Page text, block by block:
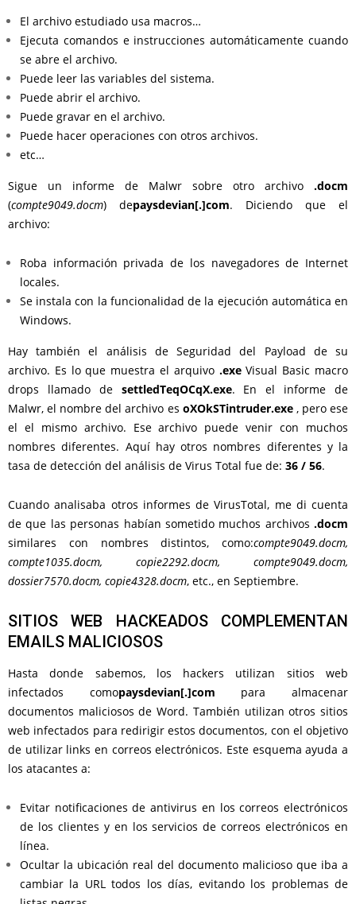
El archivo estudiado usa macros…
Ejecuta comandos e instrucciones automáticamente cuando
se abre el archivo.
Puede leer las variables del sistema.
Puede abrir el archivo.
Puede gravar en el archivo.
Puede hacer operaciones con otros archivos.
etc…
Sigue un informe de Malwr sobre otro archivo .docm
(compte9049.docm) depaysdevian[.]com. Diciendo que el
archivo:
Roba información privada de los navegadores de Internet
locales.
Se instala con la funcionalidad de la ejecución automática en
Windows.
Hay también el análisis de Seguridad del Payload de su
archivo. Es lo que muestra el arquivo .exeVisual Basic macro
drops llamado de settledTeqOCqX.exe. En el informe de
Malwr, el nombre del archivo es oXOkSTintruder.exe, pero ese
el el mismo archivo. Ese archivo puede venir con muchos
nombres diferentes. Aquí hay otros nombres diferentes y la
tasa de detección del análisis de Virus Total fue de: 36 / 56.
Cuando analisaba otros informes de VirusTotal, me di cuenta
de que las personas habían sometido muchos archivos .docm
similares con nombres distintos, como:compte9049.docm,
compte1035.docm, copie2292.docm, compte9049.docm,
dossier7570.docm, copie4328.docm, etc., en Septiembre.
SITIOS WEB HACKEADOS COMPLEMENTAN
EMAILS MALICIOSOS
Hasta donde sabemos, los hackers utilizan sitios web
infectados comopaysdevian[.]com para almacenar
documentos maliciosos de Word. También utilizan otros sitios
web infectados para redirigir estos documentos, con el objetivo
de utilizar links en correos electrónicos. Este esquema ayuda a
los atacantes a:
Evitar notificaciones de antivirus en los correos electrónicos
de los clientes y en los servicios de correos electrónicos en
línea.
Ocultar la ubicación real del documento malicioso que iba a
cambiar la URL todos los días, evitando los problemas de